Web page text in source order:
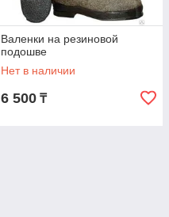
Валенки на резиновой
подошве
Нет в наличии
6 500 ₸